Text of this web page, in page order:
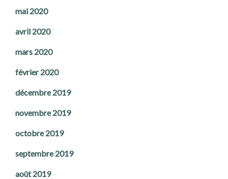
mai 2020
avril 2020
mars 2020
février 2020
décembre 2019
novembre 2019
octobre 2019
septembre 2019
août 2019